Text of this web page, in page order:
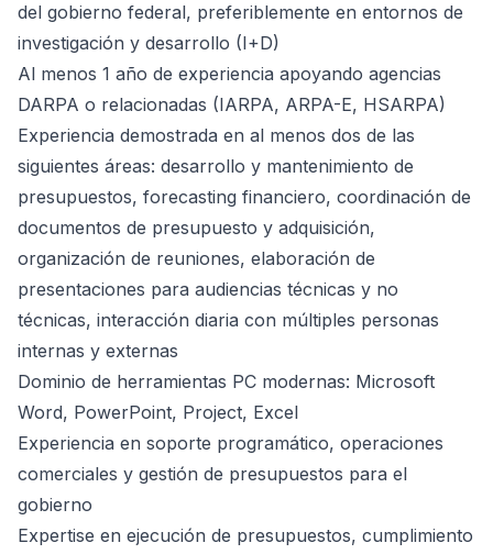
del gobierno federal, preferiblemente en entornos de
investigación y desarrollo (I+D)
Al menos 1 año de experiencia apoyando agencias
DARPA o relacionadas (IARPA, ARPA-E, HSARPA)
Experiencia demostrada en al menos dos de las
siguientes áreas: desarrollo y mantenimiento de
presupuestos, forecasting financiero, coordinación de
documentos de presupuesto y adquisición,
organización de reuniones, elaboración de
presentaciones para audiencias técnicas y no
técnicas, interacción diaria con múltiples personas
internas y externas
Dominio de herramientas PC modernas: Microsoft
Word, PowerPoint, Project, Excel
Experiencia en soporte programático, operaciones
comerciales y gestión de presupuestos para el
gobierno
Expertise en ejecución de presupuestos, cumplimiento